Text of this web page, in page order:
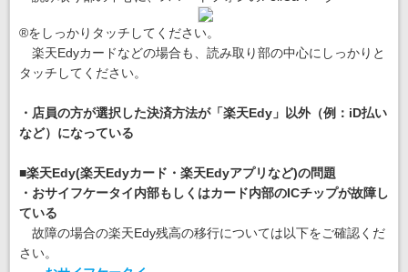
®をしっかりタッチしてください。
楽天Edyカードなどの場合も、読み取り部の中心にしっかりと
タッチしてください。
・店員の方が選択した決済方法が「楽天Edy」以外（例：iD払い
など）になっている
■楽天Edy(楽天Edyカード・楽天Edyアプリなど)の問題
・おサイフケータイ内部もしくはカード内部のICチップが故障し
ている
故障の場合の楽天Edy残高の移行については以下をご確認くだ
さい。